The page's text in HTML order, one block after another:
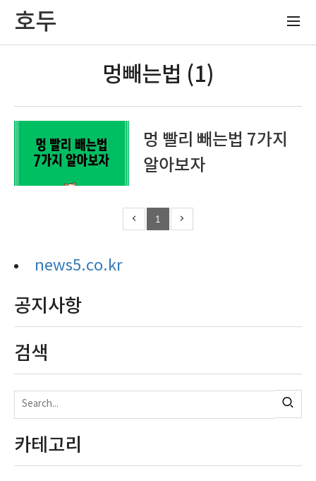
호두
멍빼는법 (1)
멍 빨리 빼는법 7가지
알아보자
1
news5.co.kr
공지사항
검색
카테고리